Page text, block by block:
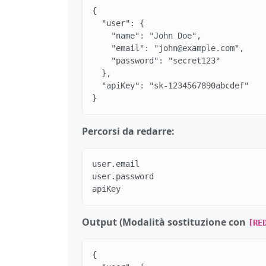
{
  "user": {
    "name": "John Doe",
    "email": "john@example.com",
    "password": "secret123"
  },
  "apiKey": "sk-1234567890abcdef"
}
Percorsi da redarre:
user.email
user.password
apiKey
Output (Modalità sostituzione con
{